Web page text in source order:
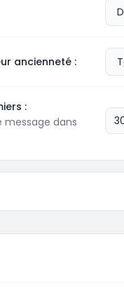
ancienneté :
:
message dans